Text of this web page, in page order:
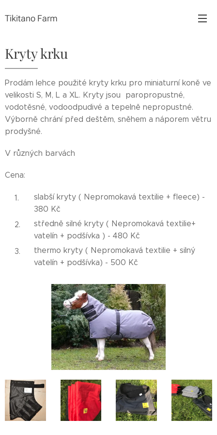
Tikitano Farm
Kryty krku
Prodám lehce použité kryty krku pro miniaturní koně ve
velikosti S, M, L a XL. Kryty jsou paropropustné,
vodotěsné, vodoodpudivé a tepelně nepropustné.
Výborně chrání před deštěm, sněhem a náporem větru
prodyšné.
V různých barvách
Cena:
slabší kryty ( Nepromokavá textilie + fleece) -
380 Kč
středně silné kryty ( Nepromokavá textilie+
vatelín + podšívka ) - 480 Kč
thermo kryty ( Nepromokavá textilie + silný
vatelín + podšívka) - 500 Kč